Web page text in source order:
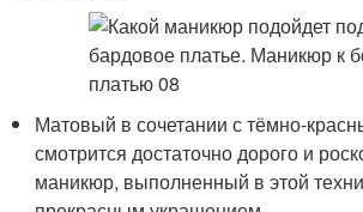
Матовый в сочетании с тёмно-
смотрится достаточно дорого и
маникюр, выполненный в этой